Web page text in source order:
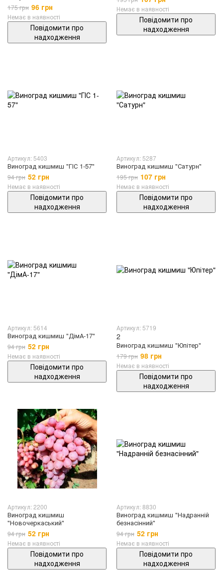
175 грн 96 грн
Немає в наявності
Повідомити про
надходження
Немає в наявності
Повідомити про
надходження
Артикул: 5403
Виноград кишмиш "ГІС 1-57"
94 грн 52 грн
Немає в наявності
Повідомити про
надходження
Артикул: 5287
Виноград кишмиш "Сатурн"
195 грн 107 грн
Немає в наявності
Повідомити про
надходження
Артикул: 5614
Виноград кишмиш "ДімА-17"
94 грн 52 грн
Немає в наявності
Повідомити про
надходження
Артикул: 5719
2
Виноград кишмиш "Юпітер"
179 грн 98 грн
Немає в наявності
Повідомити про
надходження
Артикул: 2200
Виноград кишмиш
"Новочеркаський"
94 грн 52 грн
Немає в наявності
Повідомити про
надходження
Артикул: 8830
Виноград кишмиш "Надранній
безнасінний"
94 грн 52 грн
Немає в наявності
Повідомити про
надходження